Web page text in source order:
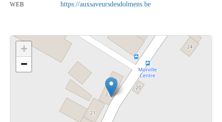
WEB https://auxsaveursdesdolmens.be
Cliquez sur le bouton pour afficher la carte.
Voir la carte
+
−